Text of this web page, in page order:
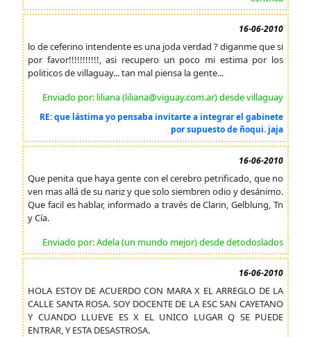
16-06-2010
lo de ceferino intendente es una joda verdad ? diganme que si
por favor!!!!!!!!!!!, asi recupero un poco mi estima por los
politicos de villaguay... tan mal piensa la gente...
Enviado por: liliana (liliana@viguay.com.ar) desde villaguay
RE: que lástima yo pensaba invitarte a integrar el gabinete
por supuesto de ñoqui. jaja
16-06-2010
Que penita que haya gente con el cerebro petrificado, que no
ven mas allá de su nariz y que solo siembren odio y desánimo.
Que facil es hablar, informado a través de Clarin, Gelblung, Tn
y Cía.
Enviado por: Adela (un mundo mejor) desde detodoslados
16-06-2010
HOLA ESTOY DE ACUERDO CON MARA X EL ARREGLO DE LA
CALLE SANTA ROSA. SOY DOCENTE DE LA ESC SAN CAYETANO
Y CUANDO LLUEVE ES X EL UNICO LUGAR Q SE PUEDE
ENTRAR, Y ESTA DESASTROSA.